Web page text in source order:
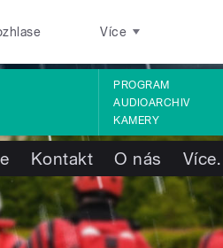
Více
PROGRAM
AUDIOARCHIV
KAMERY
Kontakt O nás Více